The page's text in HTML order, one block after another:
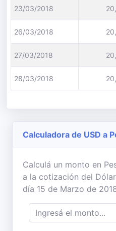
23/03/2018
26/03/2018
27/03/2018
28/03/2018
Calculadora de USD a
Calculá un monto en
a la cotización del
día 15 de Marzo de